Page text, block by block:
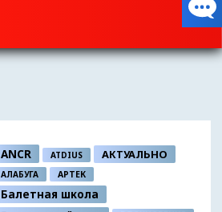
ANCR ATDIUS АКТУАЛЬНО
АЛАБУГА АРТЕК
Балетная школа